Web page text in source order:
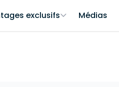
exclusifs Médias